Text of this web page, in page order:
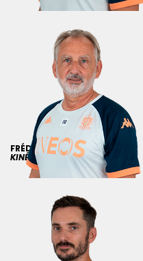
FRÉDÉRICMANKOWSKI
KINÉSITHÉRAPEUTE